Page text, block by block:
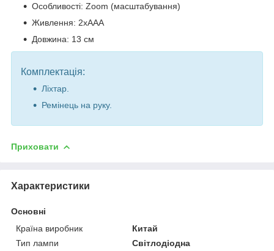
Особливості: Zoom (масштабування)
Живлення: 2хААА
Довжина: 13 см
Комплектація:
Ліхтар.
Ремінець на руку.
Приховати
Характеристики
Основні
Країна виробник
Китай
Тип лампи
Світлодіодна